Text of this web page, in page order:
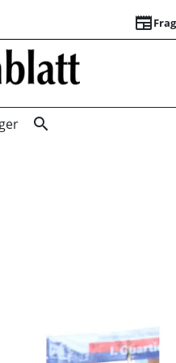
newspaper
Rege
search